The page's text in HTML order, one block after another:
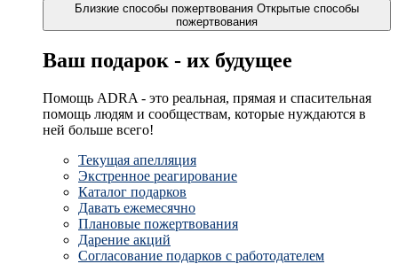
Близкие способы пожертвования Открытые способы
пожертвования
Ваш подарок - их будущее
Помощь ADRA - это реальная, прямая и спасительная
помощь людям и сообществам, которые нуждаются в
ней больше всего!
Текущая апелляция
Экстренное реагирование
Каталог подарков
Давать ежемесячно
Плановые пожертвования
Дарение акций
Согласование подарков с работодателем